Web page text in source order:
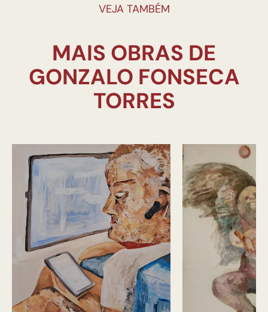
VEJA TAMBÉM
MAIS OBRAS DE
GONZALO FONSECA